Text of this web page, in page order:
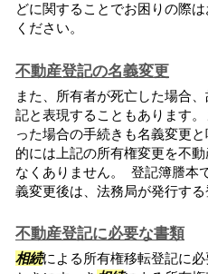
どに関することでお困りの際
ください。
不動産登記の名義変更
また、所有者が死亡した場合
記と表現することもあります
った場合の手続きも名義変更
的には上記の所有権変更を不
なくありません。 登記簿謄本
義変更後は、法務局が発行す
不動産登記に必要な書類
相続による所有権移転登記に